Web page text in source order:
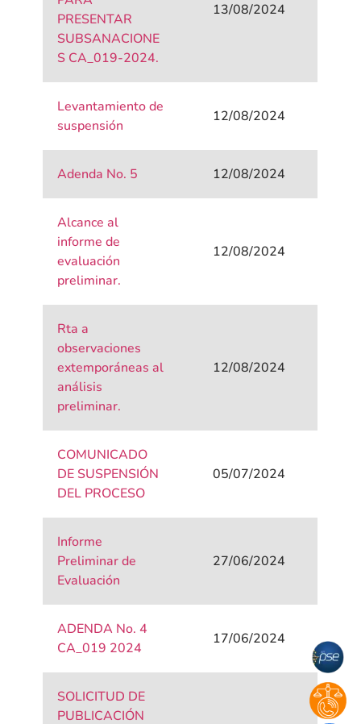
PRESENTAR
SUBSANACIONE
S CA_019-2024.
13/08/2024
Levantamiento de
suspensión
12/08/2024
Adenda No. 5 12/08/2024
Alcance al
informe de
evaluación
preliminar.
12/08/2024
Rta a
observaciones
extemporáneas al
análisis
preliminar.
12/08/2024
COMUNICADO
DE SUSPENSIÓN
DEL PROCESO
05/07/2024
Informe
Preliminar de
Evaluación
27/06/2024
ADENDA No. 4
CA_019 2024
17/06/2024
SOLICITUD DE
PUBLICACIÓN